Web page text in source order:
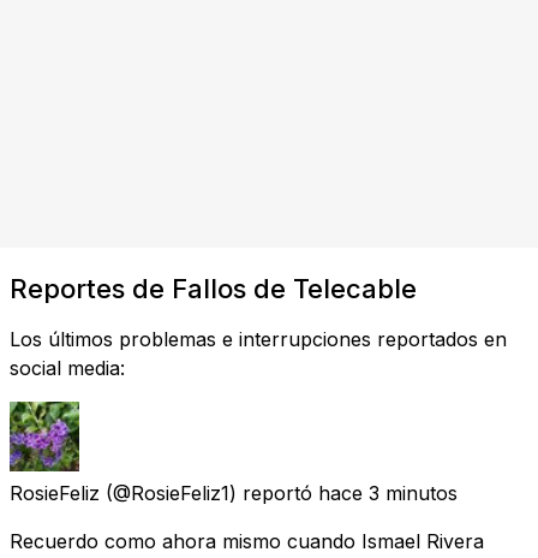
Reportes de Fallos de Telecable
Los últimos problemas e interrupciones reportados en
social media:
RosieFeliz (@RosieFeliz1) reportó hace 3 minutos
Recuerdo como ahora mismo cuando Ismael Rivera